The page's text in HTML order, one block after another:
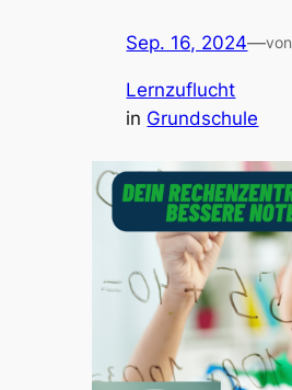
Sep. 16, 2024—von
Lernzuflucht
in Grundschule